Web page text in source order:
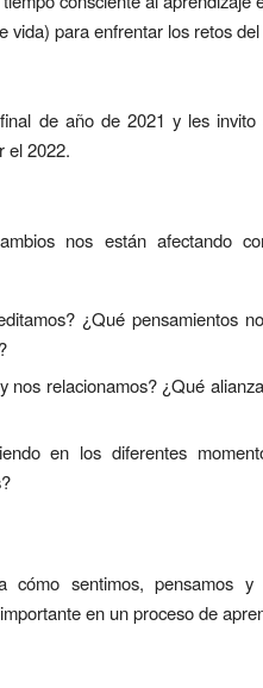
vida) para enfrentar los retos
de año de 2021 y les
el 2022.
nos están afectando
¿Qué pensamientos
nos relacionamos? ¿Qué
en los diferentes
cómo sentimos, pensamos y
en un proceso de